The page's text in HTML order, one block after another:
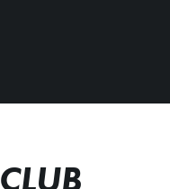
CLUB